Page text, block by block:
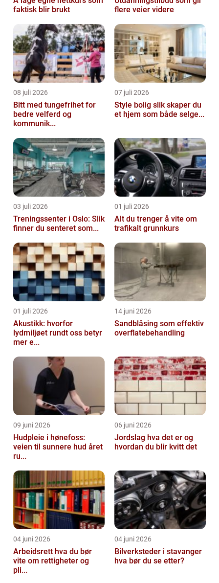
faktisk blir brukt
flere veier videre
08 juli 2026
Bitt med tungefrihet for
bedre velferd og
kommunik...
07 juli 2026
Style bolig slik skaper du
et hjem som både selge...
03 juli 2026
Treningssenter i Oslo: Slik
finner du senteret som...
01 juli 2026
Alt du trenger å vite om
trafikalt grunnkurs
01 juli 2026
Akustikk: hvorfor
lydmiljøet rundt oss betyr
mer e...
14 juni 2026
Sandblåsing som effektiv
overflatebehandling
09 juni 2026
Hudpleie i hønefoss:
veien til sunnere hud året
ru...
06 juni 2026
Jordslag hva det er og
hvordan du blir kvitt det
04 juni 2026
Arbeidsrett hva du bør
vite om rettigheter og
pli...
04 juni 2026
Bilverksteder i stavanger
hva bør du se etter?